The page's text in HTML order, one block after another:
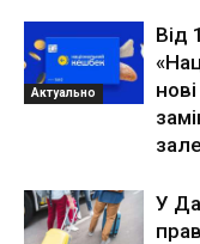
Актуально
Від
У